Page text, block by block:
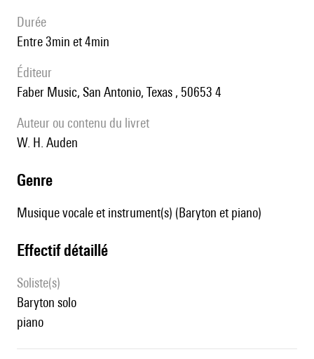
durée
entre 3min et 4min
éditeur
Faber Music, San Antonio, Texas , 50653 4
Auteur ou contenu du livret
W. H. Auden
genre
Musique vocale et instrument(s) (Baryton et piano)
effectif détaillé
Soliste(s)
baryton solo
piano